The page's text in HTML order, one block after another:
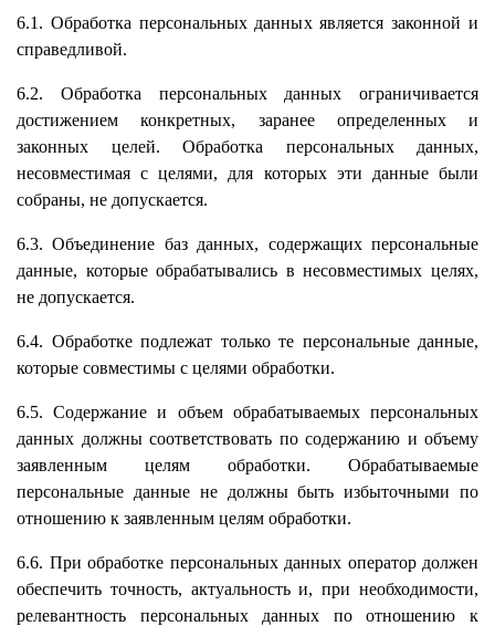
6.1. Обработка персональных данных является законной и
справедливой.
6.2. Обработка персональных данных ограничивается
достижением конкретных, заранее определенных и
законных целей. Обработка персональных данных,
несовместимая с целями, для которых эти данные были
собраны, не допускается.
6.3. Объединение баз данных, содержащих персональные
данные, которые обрабатывались в несовместимых целях,
не допускается.
6.4. Обработке подлежат только те персональные данные,
которые совместимы с целями обработки.
6.5. Содержание и объем обрабатываемых персональных
данных должны соответствовать по содержанию и объему
заявленным целям обработки. Обрабатываемые
персональные данные не должны быть избыточными по
отношению к заявленным целям обработки.
6.6. При обработке персональных данных оператор должен
обеспечить точность, актуальность и, при необходимости,
релевантность персональных данных по отношению к